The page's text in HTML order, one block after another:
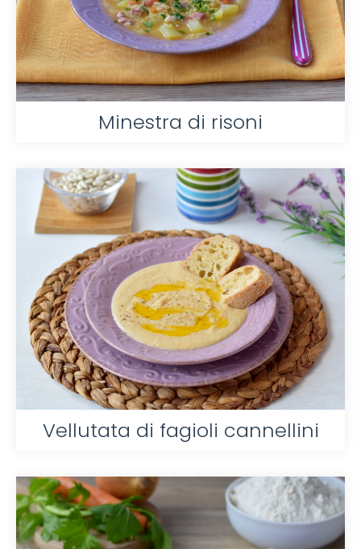
Minestra di risoni
Vellutata di fagioli cannellini